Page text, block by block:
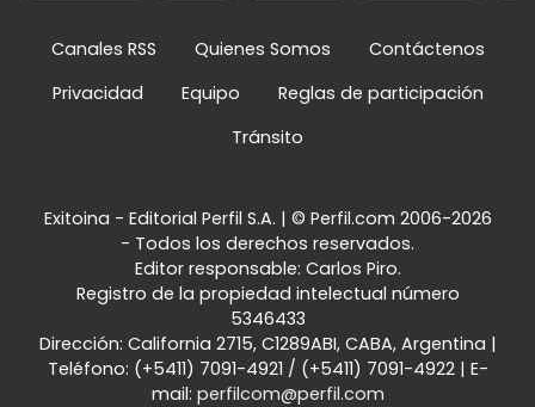
Canales RSS Quienes Somos
Contáctenos
Privacidad
Equipo
Reglas de participación
Tránsito
Exitoina - Editorial Perfil S.A. | © Perfil.com 2006-2026
- Todos los derechos reservados.
Editor responsable: Carlos Piro.
Registro de la propiedad intelectual número
5346433
Dirección: California 2715, C1289ABI, CABA, Argentina |
Teléfono: (+5411) 7091-4921 / (+5411) 7091-4922| E-
mail: perfilcom@perfil.com